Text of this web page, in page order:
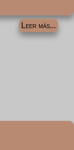
Leer más...